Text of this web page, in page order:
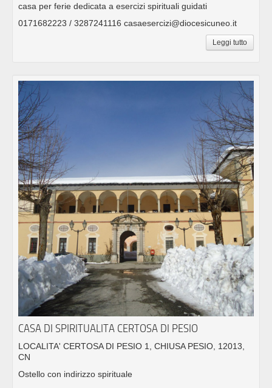
casa per ferie dedicata a esercizi spirituali guidati
0171682223 / 3287241116 casaesercizi@diocesicuneo.it
Leggi tutto
CASA DI SPIRITUALITA CERTOSA DI PESIO
LOCALITA' CERTOSA DI PESIO 1, CHIUSA PESIO, 12013,
CN
Ostello con indirizzo spirituale